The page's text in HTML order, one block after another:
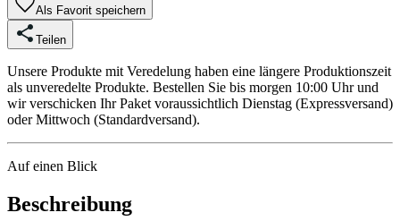
Als Favorit speichern
Teilen
Unsere Produkte mit Veredelung haben eine längere Produktionszeit
als unveredelte Produkte. Bestellen Sie bis morgen 10:00 Uhr und
wir verschicken Ihr Paket voraussichtlich Dienstag (Expressversand)
oder Mittwoch (Standardversand).
Auf einen Blick
Beschreibung